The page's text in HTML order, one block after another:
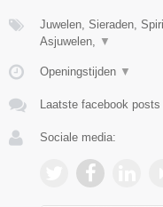
Juwelen, Sieraden,
Asjuwelen, ▼
Openingstijden ▼
Laatste facebook posts
Sociale media: